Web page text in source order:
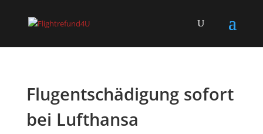
Flugentschädigung sofort
bei Lufthansa